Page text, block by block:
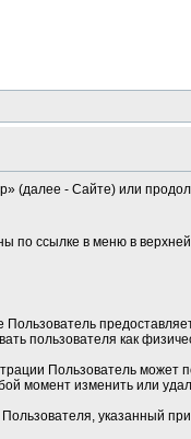
(далее - Сайте) или
по ссылке в меню в
Пользователь
пользователя как
Пользователь может
момент изменить или
указанный